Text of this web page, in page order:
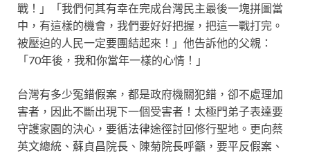
戰！」「我們何其有幸在完成台灣民主最後一塊拼圖當
中，有這樣的機會，我們要好好把握，把這一戰打完。
被壓迫的人民一定要團結起來！」他告訴他的父親：
「70年後，我和你當年一樣的心情！」
台灣有多少冤錯假案，都是政府機關犯錯，卻不處理加
害者，因此不斷出現下一個受害者！太極門弟子表達要
守護家園的決心，要循法律途徑討回修行聖地。更向蔡
英文總統、蘇貞昌院長、陳菊院長呼籲，要平反假案、